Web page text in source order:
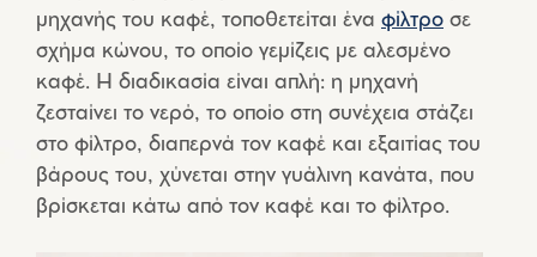
μηχανής του καφέ, τοποθετείται ένα φίλτρο σε
σχήμα κώνου, το οποίο γεμίζεις με αλεσμένο
καφέ. Η διαδικασία είναι απλή: η μηχανή
ζεσταίνει το νερό, το οποίο στη συνέχεια στάζει
στο φίλτρο, διαπερνά τον καφέ και εξαιτίας του
βάρους του, χύνεται στην γυάλινη κανάτα, που
βρίσκεται κάτω από τον καφέ και το φίλτρο.